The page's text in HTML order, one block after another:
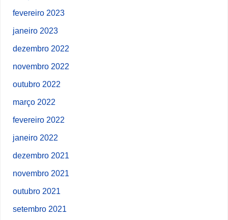
fevereiro 2023
janeiro 2023
dezembro 2022
novembro 2022
outubro 2022
março 2022
fevereiro 2022
janeiro 2022
dezembro 2021
novembro 2021
outubro 2021
setembro 2021